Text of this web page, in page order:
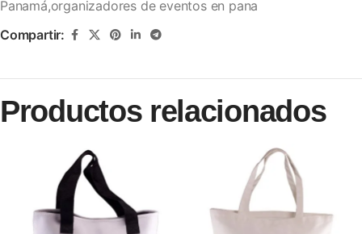
Panamá,organizadores de eventos en pana
Compartir:
Productos relacionados